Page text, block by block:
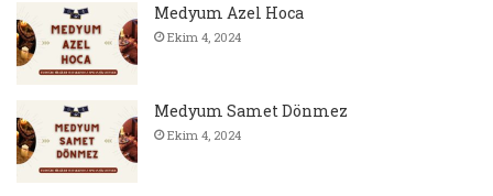
Medyum Azel Hoca
Ekim 4, 2024
Medyum Samet Dönmez
Ekim 4, 2024